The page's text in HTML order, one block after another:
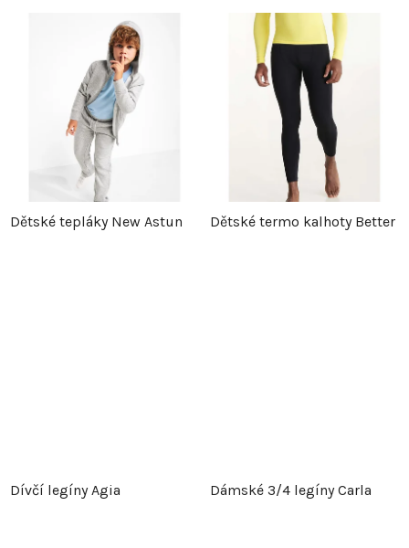
Dětské tepláky New Astun Dětské termo kalhoty Better
Dívčí legíny Agia Dámské 3/4 legíny Carla